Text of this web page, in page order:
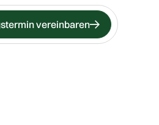
vereinbaren